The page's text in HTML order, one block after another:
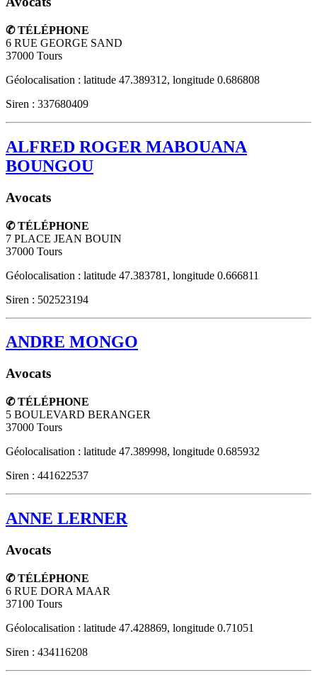
✆ TÉLÉPHONE
6 RUE GEORGE SAND
37000 Tours
Géolocalisation : latitude 47.389312, longitude 0.686808
Siren : 337680409
ALFRED ROGER MABOUANA
BOUNGOU
Avocats
✆ TÉLÉPHONE
7 PLACE JEAN BOUIN
37000 Tours
Géolocalisation : latitude 47.383781, longitude 0.666811
Siren : 502523194
ANDRE MONGO
Avocats
✆ TÉLÉPHONE
5 BOULEVARD BERANGER
37000 Tours
Géolocalisation : latitude 47.389998, longitude 0.685932
Siren : 441622537
ANNE LERNER
Avocats
✆ TÉLÉPHONE
6 RUE DORA MAAR
37100 Tours
Géolocalisation : latitude 47.428869, longitude 0.71051
Siren : 434116208